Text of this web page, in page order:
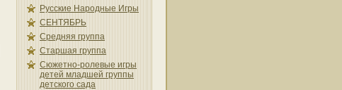
Русские Народные Игры
СЕНТЯБРЬ
Средняя группа
Старшая группа
Сюжетно-ролевые игры
детей младшей группы
детского сада